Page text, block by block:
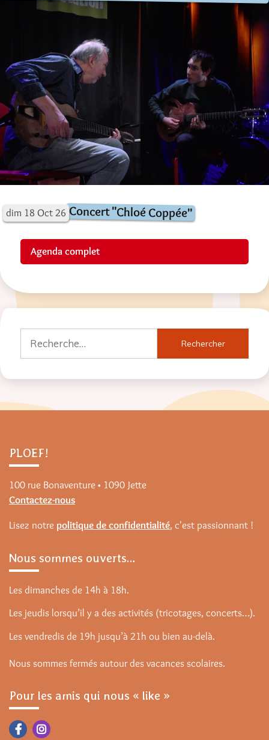
dim 18 Oct 26 Concert "Chloé Coppée"
Agenda complet
PLOEF!
100 rue Bonaventure • 1090 Jette
Contactez-nous
Lisez notre politique de confidentialité, c'est passionnant !
Nous sommes ouverts…
Les dimanches de 14h à 18h.
Les jeudis lorsqu’il y a des activités (tricotages, concerts…).
Les vendredis de 19h jusqu’à 21h ou bien au-delà.
Nous sommes fermés autour des vacances scolaires.
Pour les amis qui nous « like »